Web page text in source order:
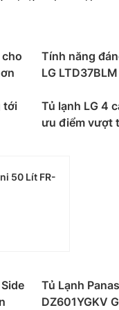
Door in Door
nhiều.
phổ biến hơn cả là
từ 2 – 3 người
nhu cầu của khách
phẩm còn được
cho
Tính năng
LG
tới
Tủ lạnh LG 4
ưu điểm vượt
50 Lít FR-
Tủ Lạnh
DZ601YGKV